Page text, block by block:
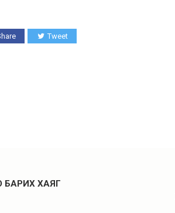
Tweet
БАРИХ ХАЯГ